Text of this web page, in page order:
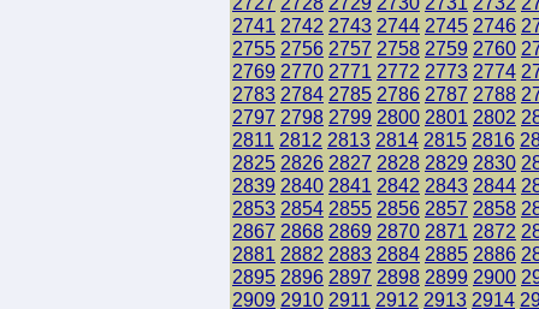
2741 2742 2743 2744 2745 2746
2755 2756 2757 2758 2759 2760
2769 2770 2771 2772 2773 2774
2783 2784 2785 2786 2787 2788
2797 2798 2799 2800 2801 2802
2811 2812 2813 2814 2815 2816
2825 2826 2827 2828 2829 2830
2839 2840 2841 2842 2843 2844
2853 2854 2855 2856 2857 2858
2867 2868 2869 2870 2871 2872
2881 2882 2883 2884 2885 2886
2895 2896 2897 2898 2899 2900
2909 2910 2911 2912 2913 2914